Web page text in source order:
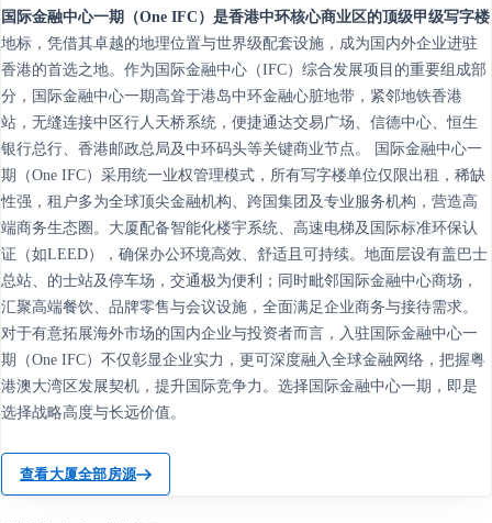
国际金融中心一期（One IFC）是香港中环核心商业区的顶级甲级写字楼
地标，凭借其卓越的地理位置与世界级配套设施，成为国内外企业进驻
香港的首选之地。作为国际金融中心（IFC）综合发展项目的重要组成部
分，国际金融中心一期高耸于港岛中环金融心脏地带，紧邻地铁香港
站，无缝连接中区行人天桥系统，便捷通达交易广场、信德中心、恒生
银行总行、香港邮政总局及中环码头等关键商业节点。 国际金融中心一
期（One IFC）采用统一业权管理模式，所有写字楼单位仅限出租，稀缺
性强，租户多为全球顶尖金融机构、跨国集团及专业服务机构，营造高
端商务生态圈。大厦配备智能化楼宇系统、高速电梯及国际标准环保认
证（如LEED），确保办公环境高效、舒适且可持续。地面层设有盖巴士
总站、的士站及停车场，交通极为便利；同时毗邻国际金融中心商场，
汇聚高端餐饮、品牌零售与会议设施，全面满足企业商务与接待需求。
对于有意拓展海外市场的国内企业与投资者而言，入驻国际金融中心一
期（One IFC）不仅彰显企业实力，更可深度融入全球金融网络，把握粤
港澳大湾区发展契机，提升国际竞争力。选择国际金融中心一期，即是
选择战略高度与长远价值。
查看大厦全部房源